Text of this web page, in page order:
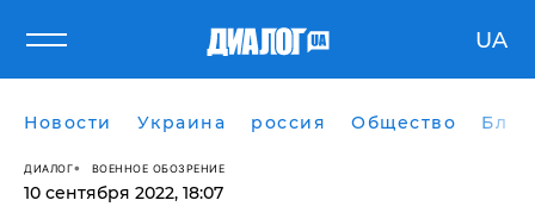
UA
Новости Украина россия Общество
ДИАЛОГ ВОЕННОЕ ОБОЗРЕНИЕ
10 сентября 2022, 18:07